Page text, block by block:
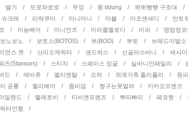
딸기 / 또로와로로 / 뚜앙 / 뚱 ddung / 뛰뛰빵빵 구조대 /
슈크레 / 리락쿠마 / 마니마니 / 마블 / 마조앤새디 / 만
코 / 미뇽베어 / 미니언즈 / 미라클멜로디 / 미피 / 명탐정
보노보노 / 보토스(BOTOS) / 부(BOO) / 부토 / 브레드이발
먼스 캣 / 산리오캐릭터 / 샌드박스 / 선글라스바니 / 세사
즈(Starwars) / 스티치 / 스페이스 정글 / 실바니안패밀리 /
버드 / 에비츄 / 엘리멘탈 / 요하 / 외계가족 졸리폴리 / 원
이 공룡 / 젤리베어 / 좀비덤 / 짱구는못말려 / 카카오프렌
일랜드 / 텔레토비 / 티비엔프렌즈 / 뿌띠빠띠 / 페코짱 /
릭터인형 /